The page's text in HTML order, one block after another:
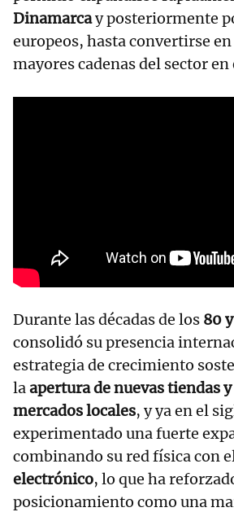
Dinamarcay posteriormente
europeos, hasta convertirse en
mayores cadenas del sector
Durante las décadas de los 80
consolidó su presencia
estrategia de crecimiento
la apertura de nuevas tiendas
mercados locales, y ya en el
experimentado una fuerte
combinando su red física con el
electrónico, lo que ha
posicionamiento como una